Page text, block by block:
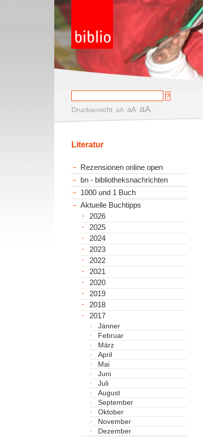
Druckansicht aA aA aA
Literatur
Rezensionen online open
bn - bibliotheksnachrichten
1000 und 1 Buch
Aktuelle Buchtipps
2026
2025
2024
2023
2022
2021
2020
2019
2018
2017
Jänner
Februar
März
April
Mai
Juni
Juli
August
September
Oktober
November
Dezember